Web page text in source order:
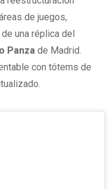
de juegos,
una réplica del
Panza de Madrid.
con tótems de